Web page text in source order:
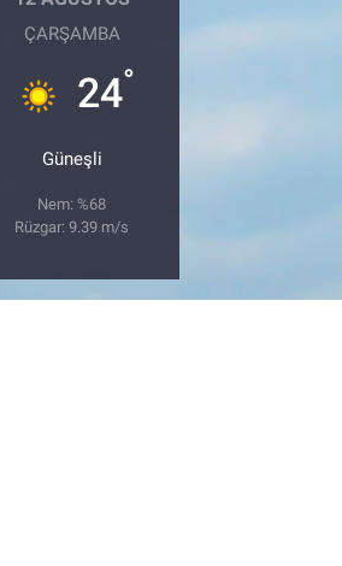
ÇARŞAMBA
24°
Güneşli
Nem: %68
Rüzgar: 9.39 m/s